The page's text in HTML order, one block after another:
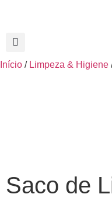
Início / Limpeza & Higiene
Saco de